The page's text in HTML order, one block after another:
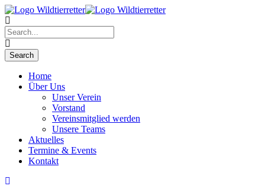
Home
Über Uns
Unser Verein
Vorstand
Vereinsmitglied werden
Unsere Teams
Aktuelles
Termine & Events
Kontakt